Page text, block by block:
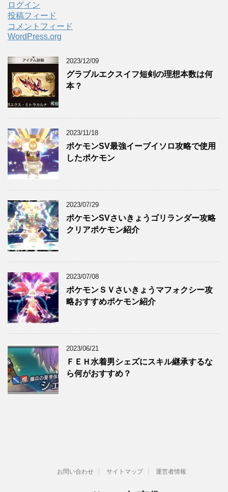
ログイン
投稿フィード
コメントフィード
WordPress.org
2023/12/09
グラブルエクスイフ短剣の理想本数は何
本？
2023/11/18
ポケモンSV最強イーブイソロ攻略で使用
したポケモン
2023/07/29
ポケモンSVさいきょうゴリランダー攻略
クリアポケモン紹介
2023/07/08
ポケモンＳＶさいきょうマフォクシー攻
略おすすめポケモン紹介
2023/06/21
ＦＥＨ水着男シェズにスキル継承するな
ら何がおすすめ？
お問い合わせ サイトマップ 運営者情報